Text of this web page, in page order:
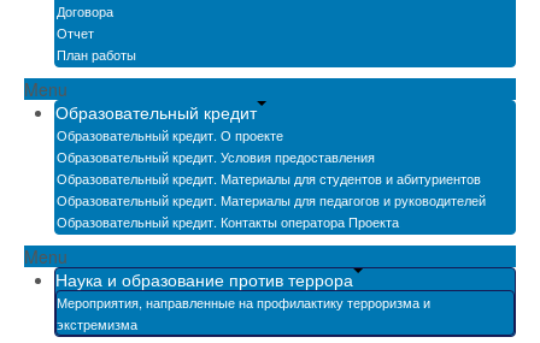
Договора
Отчет
План работы
Menu
Образовательный кредит
Образовательный кредит. О проекте
Образовательный кредит. Условия предоставления
Образовательный кредит. Материалы для студентов и абитуриентов
Образовательный кредит. Материалы для педагогов и руководителей
Образовательный кредит. Контакты оператора Проекта
Menu
Наука и образование против террора
Мероприятия, направленные на профилактику терроризма и
экстремизма